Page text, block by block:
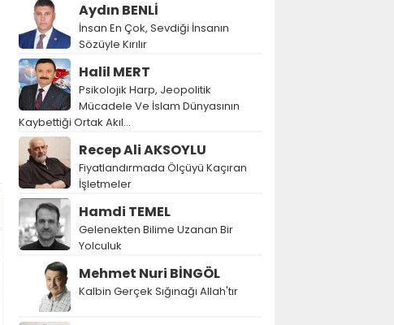
Aydın BENLİ
İnsan En Çok, Sevdiği İnsanın
Sözüyle Kırılır
Halil MERT
Psikolojik Harp, Jeopolitik
Mücadele Ve İslam Dünyasının
Kaybettiği Ortak Akıl…
Recep Ali AKSOYLU
Fiyatlandırmada Ölçüyü Kaçıran
İşletmeler
Hamdi TEMEL
Gelenekten Bilime Uzanan Bir
Yolculuk
Mehmet Nuri BİNGÖL
Kalbin Gerçek Sığınağı Allah'tır